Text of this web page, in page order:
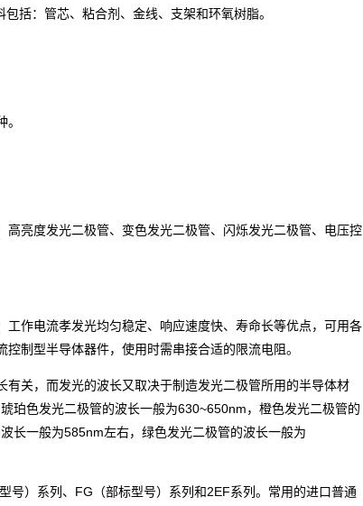
包括：管芯、粘合剂、金线、支架和环氧树脂。
亮度发光二极管、变色发光二极管、闪烁发光二极管、电压控
作电流孝发光均匀稳定、响应速度快、寿命长等优点，可用各
控制型半导体器件，使用时需串接合适的限流电阻。
关，而发光的波长又取决于制造发光二极管所用的半导体材
珀色发光二极管的波长一般为630~650nm，橙色发光二极管的
长一般为585nm左右，绿色发光二极管的波长一般为
）系列、FG（部标型号）系列和2EF系列。常用的进口普通